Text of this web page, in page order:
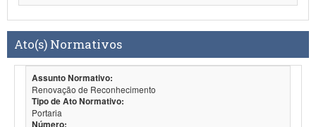
Ato(s) Normativos
Assunto Normativo:
Renovação de Reconhecimento
Tipo de Ato Normativo:
Portaria
Número: